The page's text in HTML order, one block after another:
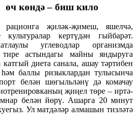
көндә – биш кило
рационга җиләк-җимеш, яшелчә,
кертүдән гыйбарәт.
углеводлар организмда
тире астындагы майны яндыруга
диета санала, ашау тәртибен
баллы ризыклардан тулысынча
белән шөгыльләнү дә комачау
җиңел төре – иртә-
белән йөрү. Ашарга 20 минут
Ул матдәләр алмашын тизләтә